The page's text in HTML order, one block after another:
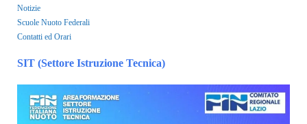
Notizie
Scuole Nuoto Federali
Contatti ed Orari
SIT (Settore Istruzione Tecnica)